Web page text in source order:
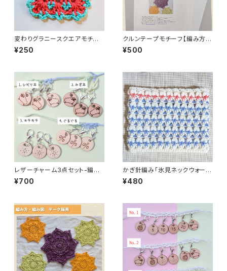
変わりグラニースクエアモチー
フの編み図PDF
¥250
クルンテープモチーフ【編み方・
編み図 印刷してお届け】
¥500
レザーチャーム3点セット-編み
物用ステッチマーカー
¥700
かぎ針編み「氷見ネックウォーマ
ー」編み方と編み図
¥480